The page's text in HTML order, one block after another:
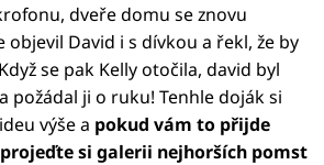
dveře domu se znovu
objevil David i s dívkou a řekl, že by
se pak Kelly otočila, david byl
požádal ji o ruku! Tenhle doják si
výše a pokud vám to přijde
si galerii nejhorších pomst